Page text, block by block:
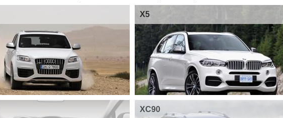
X5
XC90